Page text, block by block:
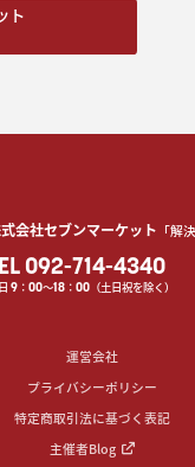
ト
会社セブンマーケット 「解
092-714-4340
9 ：00〜18 ：00 （土日祝を除く）
運営会社
プライバシーポリシー
特定商取引法に基づく表記
主催者Blog